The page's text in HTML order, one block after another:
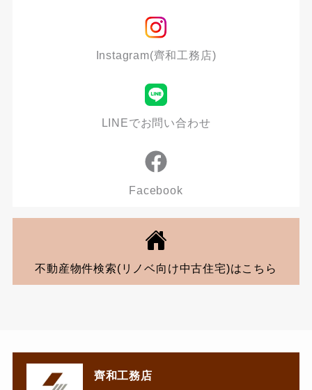
Instagram(齊和工務店)
LINEでお問い合わせ
Facebook
不動産物件検索(リノベ向け中古住宅)はこちら
齊和工務店